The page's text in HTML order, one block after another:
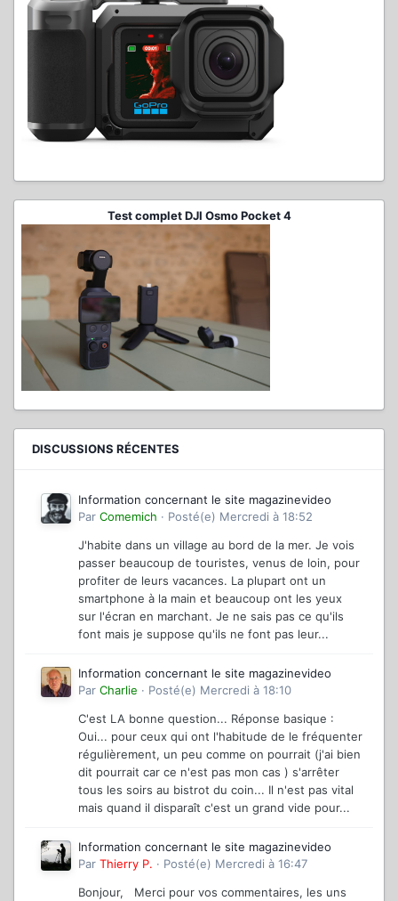
Test complet DJI Osmo Pocket 4
DISCUSSIONS RÉCENTES
Information concernant le site magazinevideo
Par Comemich · Posté(e) Mercredi à 18:52
J'habite dans un village au bord de la mer. Je vois
passer beaucoup de touristes, venus de loin, pour
profiter de leurs vacances. La plupart ont un
smartphone à la main et beaucoup ont les yeux
sur l'écran en marchant. Je ne sais pas ce qu'ils
font mais je suppose qu'ils ne font pas leur...
Information concernant le site magazinevideo
Par Charlie · Posté(e) Mercredi à 18:10
C'est LA bonne question... Réponse basique :
Oui... pour ceux qui ont l'habitude de le fréquenter
régulièrement, un peu comme on pourrait (j'ai bien
dit pourrait car ce n'est pas mon cas ) s'arrêter
tous les soirs au bistrot du coin... Il n'est pas vital
mais quand il disparaît c'est un grand vide pour...
Information concernant le site magazinevideo
Par Thierry P. · Posté(e) Mercredi à 16:47
Bonjour, Merci pour vos commentaires, les uns